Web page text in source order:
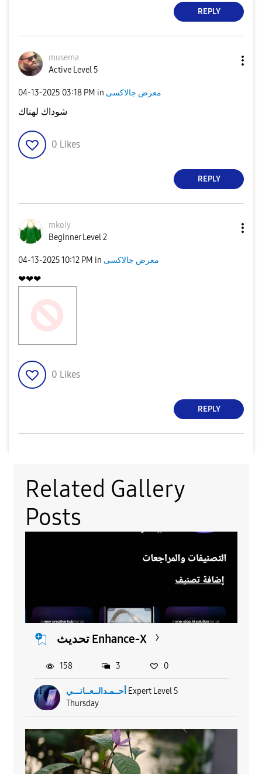
REPLY
musema
Active Level 5
‎04-13-2025 03:18 PM in معرض جالاكسى
شوداك لهناك
0 Likes
REPLY
mkoiy
Beginner Level 2
‎04-13-202510:12 PM in معرض جالاكسى
❤❤❤
0 Likes
REPLY
Related Gallery
Posts
تحديث Enhance-X
أحــمـدالــعــانـــي Expert Level 5
Thursday
158 3 0